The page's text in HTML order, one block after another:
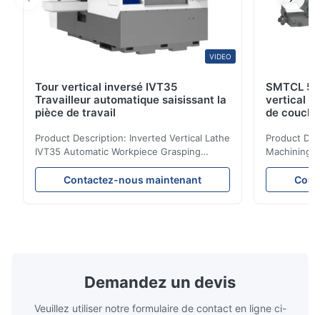
VIDEO
Tour vertical inversé IVT35
Travailleur automatique saisissant la
pièce de travail
Product Description: Inverted Vertical Lathe
IVT35 Automatic Workpiece Grasping
Automated Production Line CNC Lathe
IVT35 automated production line stands
out with standardized modular design and
boring for multi-process machining. Ideal
Contactez-nous maintenant
SMTCL 5
vertical
de
Product
Machining
Mineral
Machining
for the
Demandez un devis
Veuillez utiliser notre formulaire de contact en ligne ci-